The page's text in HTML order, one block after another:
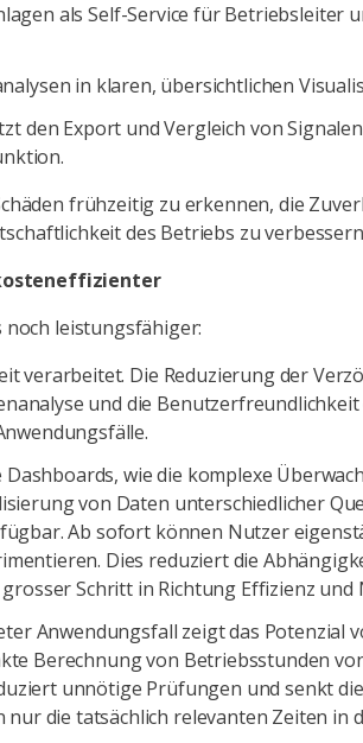
als Self-Service für Betriebsleiter
in klaren, übersichtlichen
den Export und Vergleich von
frühzeitig zu erkennen, die
des Betriebs zu
leistungsfähiger:
verarbeitet. Die Reduzierung der
und die
Dashboards, wie die komplexe
von Daten unterschiedlicher
Ab sofort können Nutzer
Dies reduziert die
Schritt in Richtung Effizienz
Anwendungsfall zeigt das Potenzial
Berechnung von Betriebsstunden
unnötige Prüfungen und senkt
die tatsächlich relevanten Zeiten in